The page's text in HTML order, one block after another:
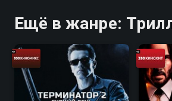
Ещё в жанре: